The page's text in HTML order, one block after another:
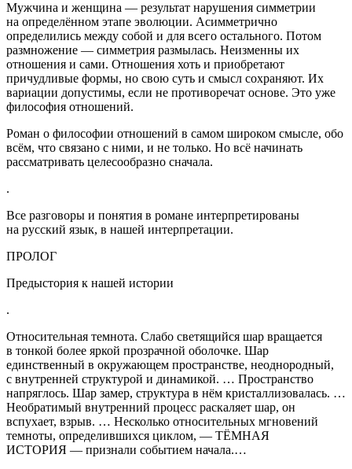
Мужчина и женщина — результат нарушения симметрии
на определённом этапе эволюции. Асимметрично
определились между собой и для всего остального. Потом
размножение — симметрия размылась. Неизменны их
отношения и сами. Отношения хоть и приобретают
причудливые формы, но свою суть и смысл сохраняют. Их
вариации допустимы, если не противоречат основе. Это уже
философия отношений.
Роман о философии отношений в самом широком смысле, обо
всём, что связано с ними, и не только. Но всё начинать
рассматривать целесообразно сначала.
.
Все разговоры и понятия в романе интерпретированы
на русский язык, в нашей интерпретации.
ПРОЛОГ
Предыстория к нашей истории
.
Относительная темнота. Слабо светящийся шар вращается
в тонкой более яркой прозрачной оболочке. Шар
единственный в окружающем пространстве, неоднородный,
с внутренней структурой и динамикой. … Пространство
напряглось. Шар замер, структура в нём кристаллизовалась. …
Необратимый внутренний процесс раскаляет шар, он
вспухает, взрыв. … Несколько относительных мгновений
темноты, определившихся циклом, — ТЁМНАЯ
ИСТОРИЯ — признали событием начала.…